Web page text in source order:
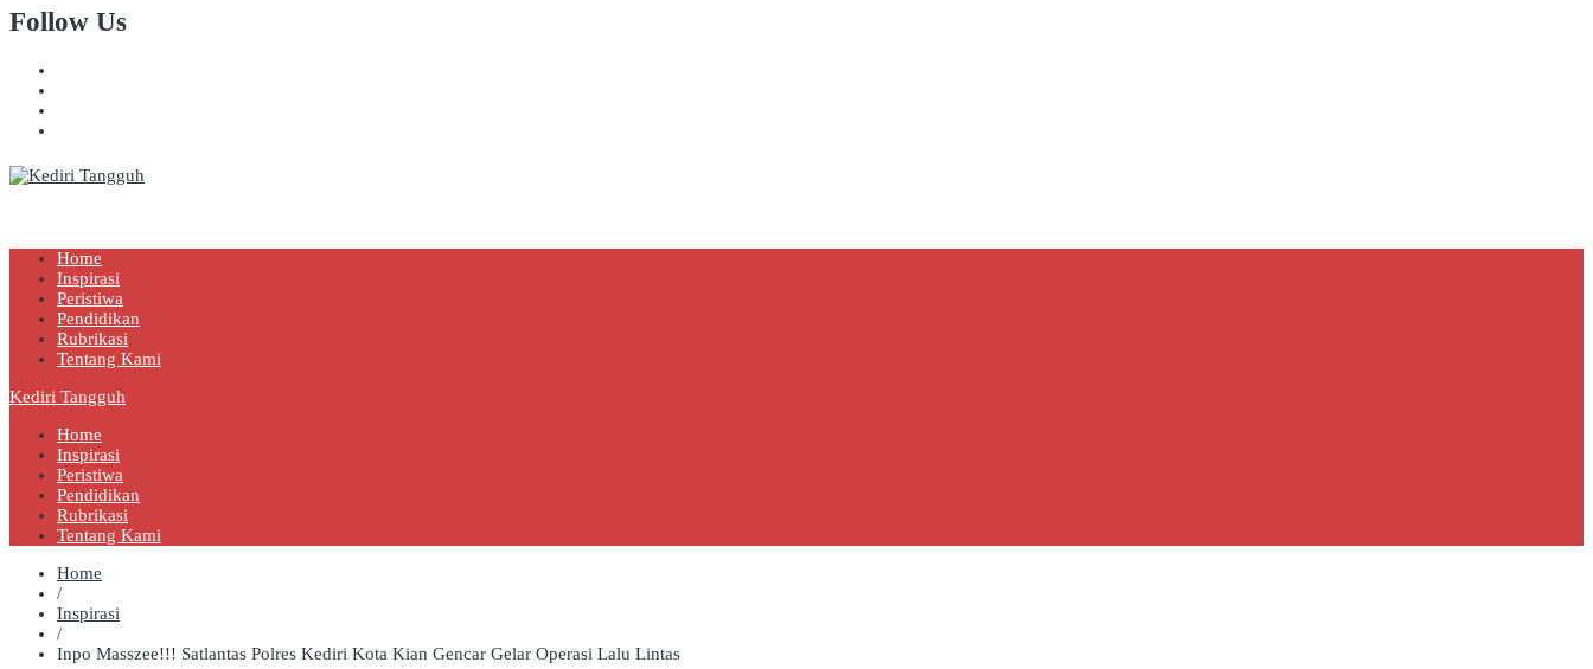
Follow Us
Home
Inspirasi
Peristiwa
Pendidikan
Rubrikasi
Tentang Kami
Kediri Tangguh
Home
Inspirasi
Peristiwa
Pendidikan
Rubrikasi
Tentang Kami
Home
/
Inspirasi
/
Inpo Masszee!!! Satlantas Polres Kediri Kota Kian Gencar Gelar Operasi Lalu Lintas